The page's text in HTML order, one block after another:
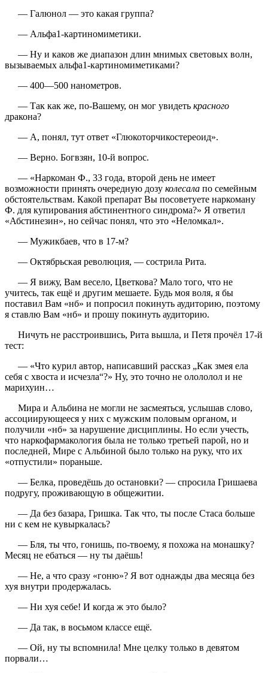
— Галюнол — это какая группа?
— Альфа1-картиномиметики.
— Ну и каков же диапазон длин мнимых световых волн,
вызываемых альфа1-картиномиметиками?
— 400—500 нанометров.
— Так как же, по-Вашему, он мог увидетькрасного
дракона?
— А, понял, тут ответ «Глюкоторчикостереоид».
— Верно. Богвзян, 10-й вопрос.
— «Наркоман Ф., 33 года, второй день не имеет
возможности принять очередную дозу колесала по семейным
обстоятельствам. Какой препарат Вы посоветуете наркоману
Ф. для купирования абстинентного синдрома?» Я ответил
«Абстинезин», но сейчас понял, что это «Неломкал».
— Мужикбаев, что в 17-м?
— Октябрьская революция, — сострила Рита.
— Я вижу, Вам весело, Цветкова? Мало того, что не
учитесь, так ещё и другим мешаете. Будь моя воля, я бы
поставил Вам «нб» и попросил покинуть аудиторию, поэтому
я ставлю Вам «нб» и прошу покинуть аудиторию.
Ничуть не расстроившись, Рита вышла, и Петя прочёл 17-й
тест:
— «Что курил автор, написавший рассказ „Как змея ела
себя с хвоста и исчезла“?» Ну, это точно не олололол и не
марихуин…
Мира и Альбина не могли не засмеяться, услышав слово,
ассоциирующееся у них с мужским половым органом, и
получили «нб» за нарушение дисциплины. Но если учесть,
что наркофармакология была не только третьей парой, но и
последней, Мире с Альбиной было только на руку, что их
«отпустили» пораньше.
— Белка, проведёшь до остановки? — спросила Гришаева
подругу, проживающую в общежитии.
— Да без базара, Гришка. Так что, ты после Стаса больше
ни с кем не кувыркалась?
— Бля, ты что, гонишь, по-твоему, я похожа на монашку?
Месяц не ебаться — ну ты даёшь!
— Не, а что сразу «гоню»? Я вот однажды два месяца без
хуя внутри продержалась.
— Ни хуя себе! И когда ж это было?
— Да так, в восьмом классе ещё.
— Ой, ну ты вспомнила! Мне целку только в девятом
порвали…